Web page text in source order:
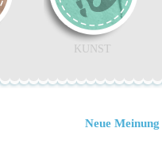
KUNST
Neue Meinung